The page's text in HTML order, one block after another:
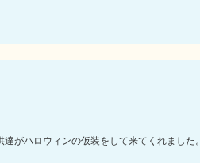
がハロウィンの仮装をして来てくれました。